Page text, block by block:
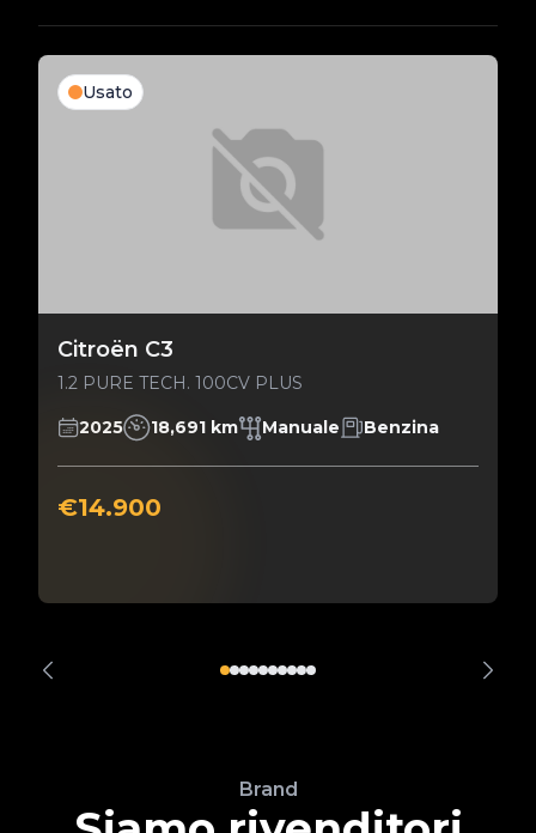
Usato
Citroën C3
1.2 PURE TECH. 100CV PLUS
2025 18,691 km Manuale Benzina
€14.900
Brand